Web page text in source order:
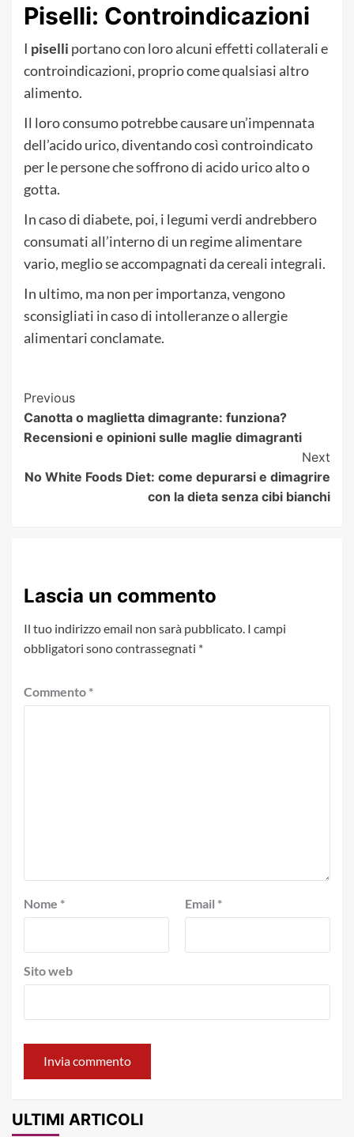
Piselli: Controindicazioni
I piselli portano con loro alcuni effetti collaterali e
controindicazioni, proprio come qualsiasi altro
alimento.
Il loro consumo potrebbe causare un’impennata
dell’acido urico, diventando così controindicato
per le persone che soffrono di acido urico alto o
gotta.
In caso di diabete, poi, i legumi verdi andrebbero
consumati all’interno di un regime alimentare
vario, meglio se accompagnati da cereali integrali.
In ultimo, ma non per importanza, vengono
sconsigliati in caso di intolleranze o allergie
alimentari conclamate.
Post
Navigation
Previous
Canotta o maglietta dimagrante: funziona?
Recensioni e opinioni sulle maglie dimagranti
Next
No White Foods Diet: come depurarsi e dimagrire
con la dieta senza cibi bianchi
Lascia un commento
Il tuo indirizzo email non sarà pubblicato. I campi
obbligatori sono contrassegnati *
Commento *
Nome * Email *
Sito web
ULTIMI ARTICOLI